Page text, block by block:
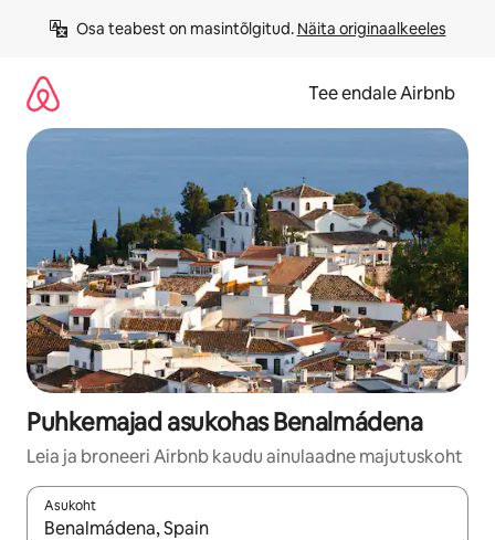
Osa teabest on masintõlgitud. Näita originaalkeeles
Tee endale Airbnb
Puhkemajad asukohas Benalmádena
Leia ja broneeri Airbnb kaudu ainulaadne majutuskoht
Asukoht
Kui tulemused on kuvatud, liigu ekraanil nooleklahvidega või